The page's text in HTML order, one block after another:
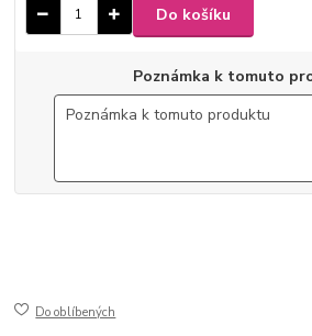
Do košíku
Poznámka k tomuto
Do oblíbených